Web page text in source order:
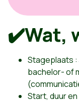
✔️Wat,
Stageplaats :
bachelor- of
Start, duur